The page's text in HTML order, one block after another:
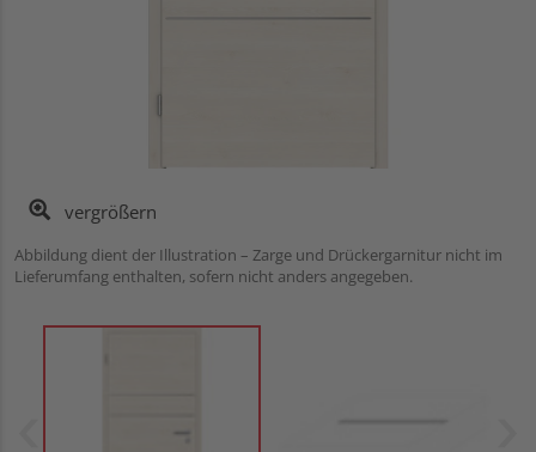
vergrößern
Abbildung dient der Illustration – Zarge und Drückergarnitur nicht im
Lieferumfang enthalten, sofern nicht anders angegeben.